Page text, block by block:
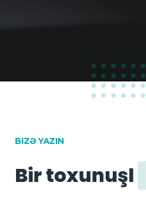
100
BIZƏ YAZIN
Bir toxunuşl